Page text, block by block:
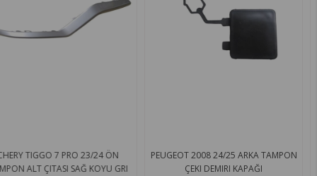
7 PRO 23/24 ÖN
SAĞ KOYU GRI
PEUGEOT 2008 24/25 ARKA TAMPON
ÇEKI DEMIRI KAPAĞI
OPEL